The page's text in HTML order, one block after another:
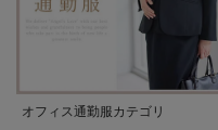
オフィス通勤服カテゴリ